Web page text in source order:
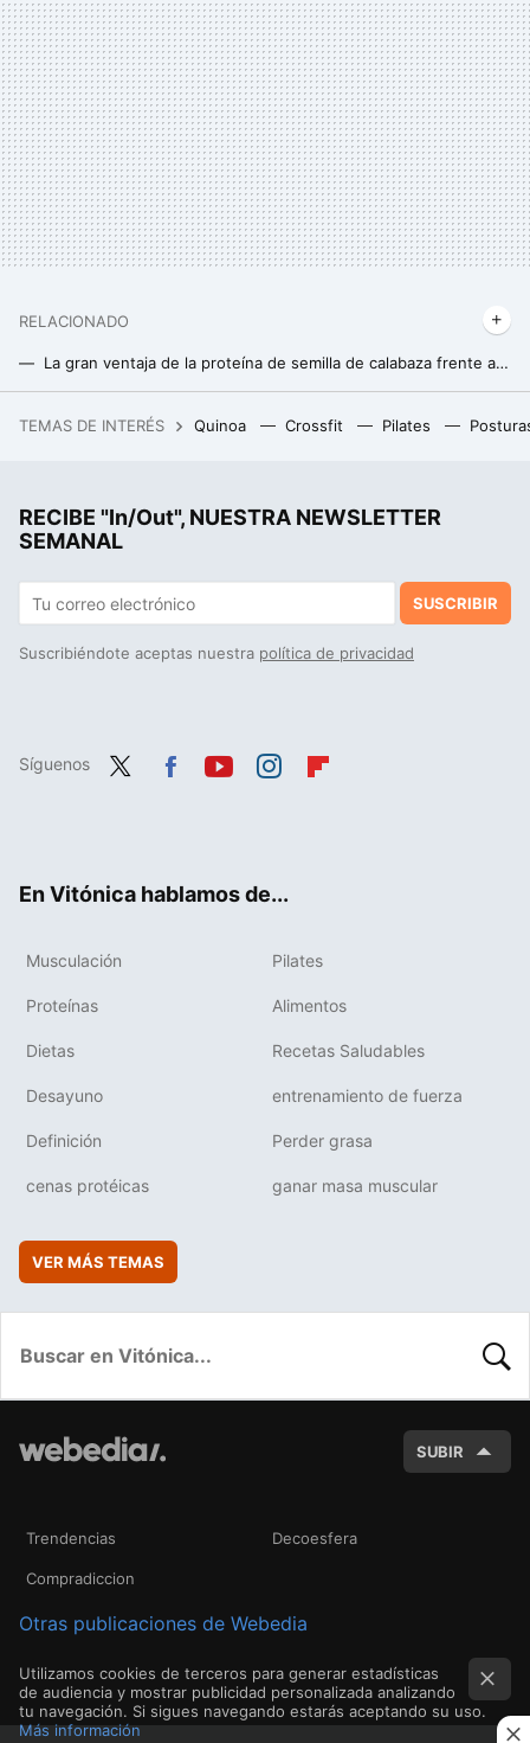
RELACIONADO
La gran ventaja de la proteína de semilla de calabaza frente a otras proteínas vegetales
TEMAS DE INTERÉS Quinoa Crossfit Pilates
RECIBE "In/Out", NUESTRA NEWSLETTER
SEMANAL
SUSCRIBIR
Suscribiéndote aceptas nuestra política de privacidad
Síguenos
En Vitónica hablamos de...
Musculación Pilates
Proteínas Alimentos
Dietas Recetas Saludables
Desayuno entrenamiento de fuerza
Definición Perder grasa
cenas protéicas ganar masa muscular
VER MÁS TEMAS
SUBIR
Trendencias Decoesfera
Compradiccion
Otras publicaciones de Webedia
Utilizamos cookies de terceros para generar estadísticas
de audiencia y mostrar publicidad personalizada analizando
tu navegación. Si sigues navegando estarás aceptando su uso.
Más información